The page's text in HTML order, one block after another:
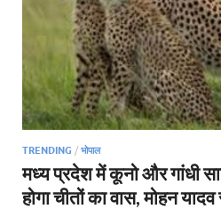
TRENDING / भोपाल
मध्य प्रदेश में कूनो और गांधी
होगा चीतों का वास, मोहन